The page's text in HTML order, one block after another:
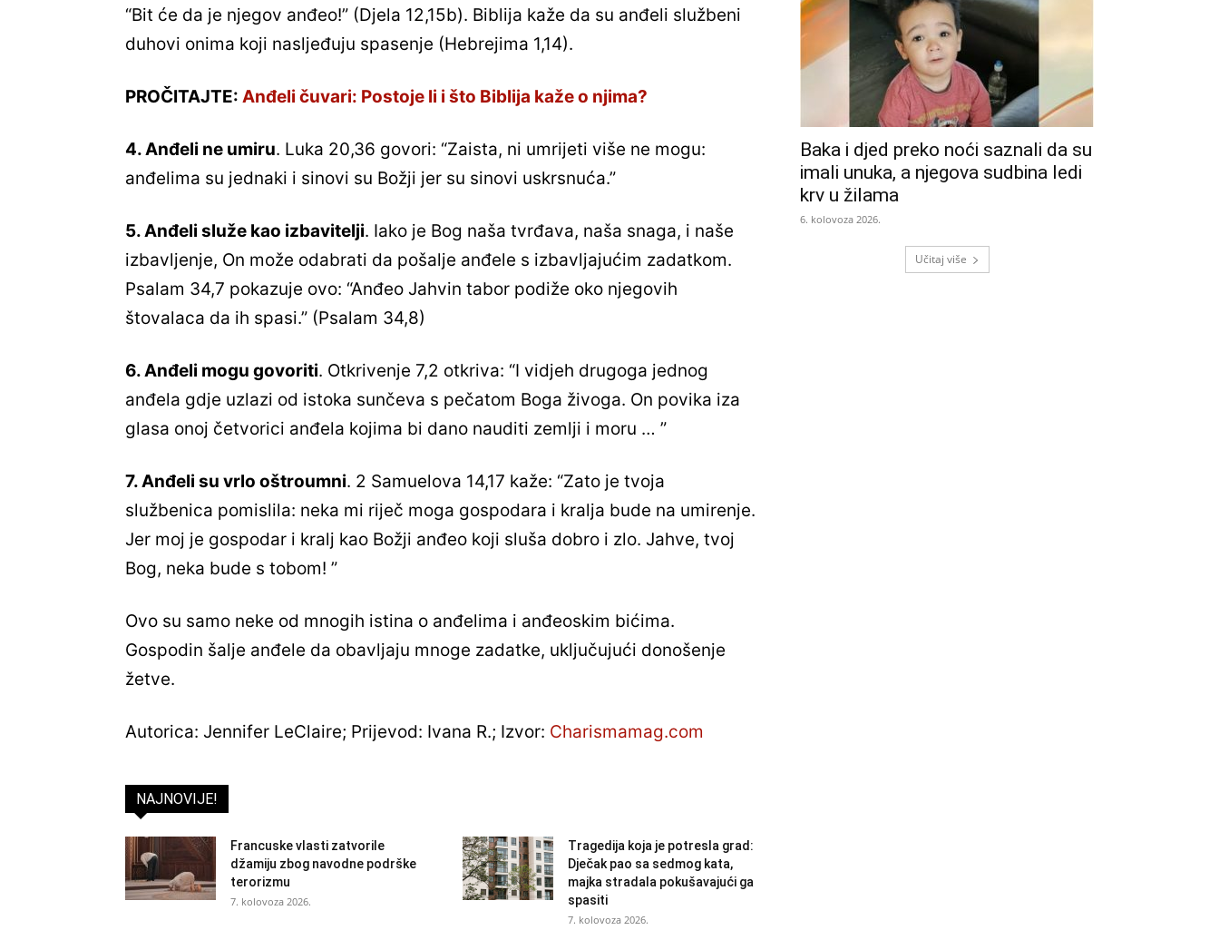
“Bit će da je njegov anđeo!” (Djela 12,15b). Biblija kaže da su anđeli službeni
duhovi onima koji nasljeđuju spasenje (Hebrejima 1,14).
PROČITAJTE: Anđeli čuvari: Postoje li i što Biblija kaže o njima?
4. Anđeli ne umiru. Luka 20,36 govori: “Zaista, ni umrijeti više ne mogu:
anđelima su jednaki i sinovi su Božji jer su sinovi uskrsnuća.”
5. Anđeli služe kao izbavitelji. Iako je Bog naša tvrđava, naša snaga, i naše
izbavljenje, On može odabrati da pošalje anđele s izbavljajućim zadatkom.
Psalam 34,7 pokazuje ovo: “Anđeo Jahvin tabor podiže oko njegovih
štovalaca da ih spasi.” (Psalam 34,8)
6. Anđeli mogu govoriti. Otkrivenje 7,2 otkriva: “I vidjeh drugoga jednog
anđela gdje uzlazi od istoka sunčeva s pečatom Boga živoga. On povika iza
glasa onoj četvorici anđela kojima bi dano nauditi zemlji i moru … ”
7. Anđeli su vrlo oštroumni. 2 Samuelova 14,17 kaže: “Zato je tvoja
službenica pomislila: neka mi riječ moga gospodara i kralja bude na umirenje.
Jer moj je gospodar i kralj kao Božji anđeo koji sluša dobro i zlo. Jahve, tvoj
Bog, neka bude s tobom! ”
Ovo su samo neke od mnogih istina o anđelima i anđeoskim bićima.
Gospodin šalje anđele da obavljaju mnoge zadatke, uključujući donošenje
žetve.
Autorica: Jennifer LeClaire; Prijevod: Ivana R.; Izvor: Charismamag.com
NAJNOVIJE!
Francuske vlasti zatvorile
džamiju zbog navodne podrške
terorizmu
7. kolovoza 2026.
Tragedija koja je potresla grad:
Dječak pao sa sedmog kata,
majka stradala pokušavajući ga
spasiti
7. kolovoza 2026.
Baka i djed preko noći saznali da su
imali unuka, a njegova sudbina ledi
krv u žilama
6. kolovoza 2026.
Učitaj više